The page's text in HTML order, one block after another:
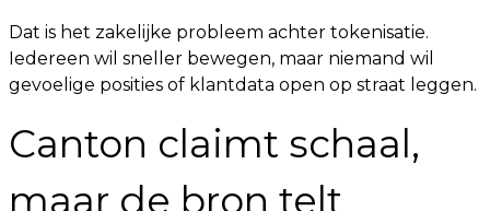
Dat is het zakelijke probleem achter tokenisatie.
Iedereen wil sneller bewegen, maar niemand wil
gevoelige posities of klantdata open op straat leggen.
Canton claimt schaal,
maar de bron telt